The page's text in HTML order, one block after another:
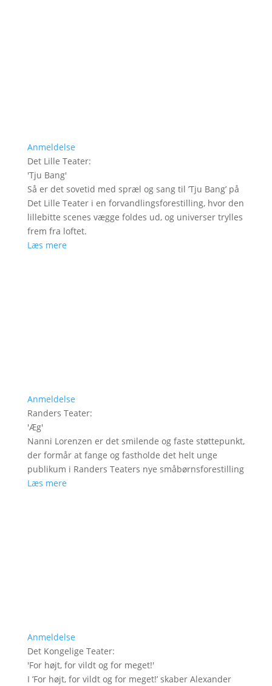
Anmeldelse
Det Lille Teater:
'Tju Bang'
Så er det sovetid med spræl og sang til ’Tju Bang’ på
Det Lille Teater i en forvandlingsforestilling, hvor den
lillebitte scenes vægge foldes ud, og universer trylles
frem fra loftet.
Læs mere
Anmeldelse
Randers Teater:
'Æg'
Nanni Lorenzen er det smilende og faste støttepunkt,
der formår at fange og fastholde det helt unge
publikum i Randers Teaters nye småbørnsforestilling
Læs mere
Anmeldelse
Det Kongelige Teater:
'For højt, for vildt og for meget!'
I ’For højt, for vildt og for meget!’ skaber Alexander